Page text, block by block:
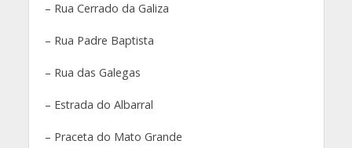
– Rua Cerrado da Galiza
– Rua Padre Baptista
– Rua das Galegas
– Estrada do Albarral
– Praceta do Mato Grande